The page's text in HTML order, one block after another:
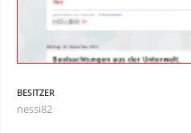
BESITZER
nessi82